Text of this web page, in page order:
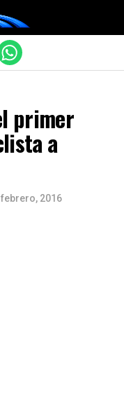
primer
a
febrero, 2016